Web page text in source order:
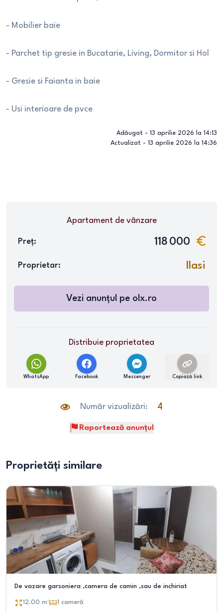
- Mobilier baie
- Parchet tip gresie in Bucatarie, Living, Dormitor si Hol
- Gresie si Faianta in baie
- Usi interioare de pvce
Adăugat - 13 aprilie 2026 la 14:13
Actualizat - 13 aprilie 2026 la 14:36
Apartamentde vânzare
Preț: 118 000
Proprietar: Ilasi
Vezi anunțul pe olx.ro
Distribuie proprietatea
WhatsApp Facebook Messenger Copiază link
Număr vizualizări: 4
Raportează anunțul
Proprietăți similare
De vazare garsoniera ,camera de camin ,sau de inchiriat
12.00 m² 1 cameră